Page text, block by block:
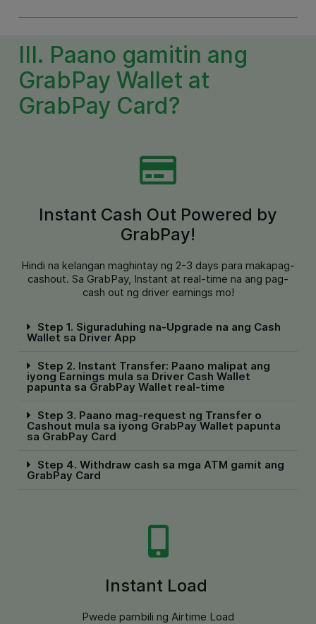
III. Paano gamitin ang
GrabPay Wallet at
GrabPay Card?
Instant Cash Out Powered by
GrabPay!
Hindi na kelangan maghintay ng 2-3 days para makapag-
cashout. Sa GrabPay, Instant at real-time na ang pag-
cash out ng driver earnings mo!
Step 1. Siguraduhing na-Upgrade na ang Cash
Wallet sa Driver App
Step 2. Instant Transfer: Paano malipat ang
iyong Earnings mula sa Driver Cash Wallet
papunta sa GrabPay Wallet real-time
Step 3. Paano mag-request ng Transfer o
Cashout mula sa iyong GrabPay Wallet papunta
sa GrabPay Card
Step 4. Withdraw cash sa mga ATM gamit ang
GrabPay Card
Instant Load
Pwede pambili ng Airtime Load